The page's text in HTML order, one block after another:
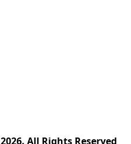
2026. All Rights Reserved